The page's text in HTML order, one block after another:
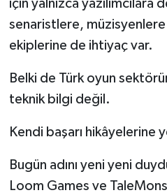
için yalnızca yazılımcılara
senaristlere,
ekiplerine de ihtiyaç var.
Belki de Türk oyun
teknik bilgi değil.
Kendi başarı hikâyelerine
Bugün adını yeni yeni
Loom Games ve